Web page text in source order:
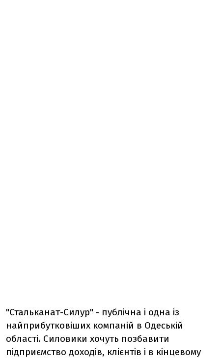
"Стальканат-Силур" - публічна і одна із
найприбутковіших компаній в Одеській
області. Силовики хочуть позбавити
підприємство доходів, клієнтів і в кінцевому